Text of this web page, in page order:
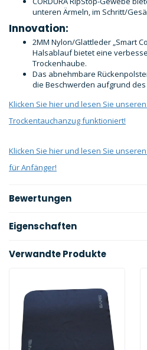
unteren Ärmeln, im Schritt/
Innovation:
2MM Nylon/Glattleder „Smart
Halsablauf bietet eine
Trockenhaube.
Das abnehmbare
die Beschwerden aufgrund des
Klicken Sie hier und lesen Sie
Trockentauchanzug funktioniert!
Klicken Sie hier und lesen Sie
für Anfänger!
Bewertungen
Eigenschaften
Verwandte Produkte